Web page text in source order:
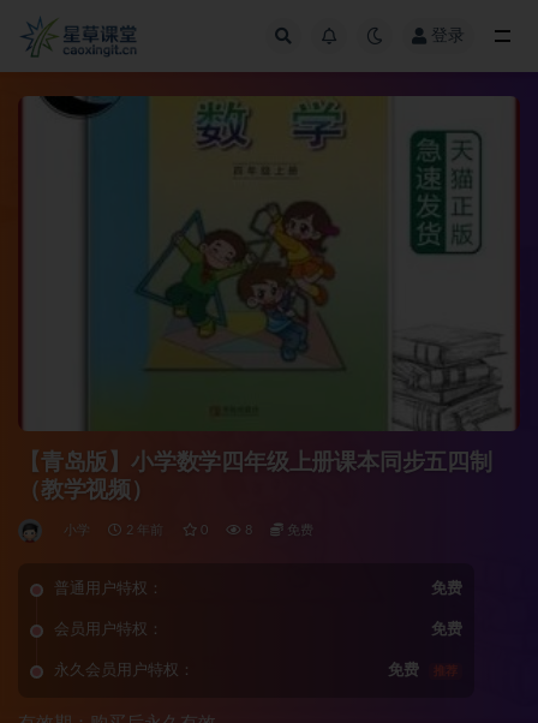
登录
【青岛版】小学数学四年级上册课本同步五四制
（教学视频）
小学 2 年前 0 8 免费
普通用户特权： 免费
会员用户特权： 免费
永久会员用户特权： 免费 推荐